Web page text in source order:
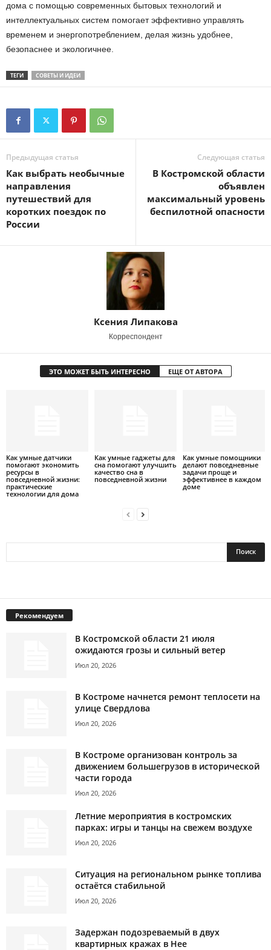
дома с помощью современных бытовых технологий и
интеллектуальных систем помогает эффективно управлять
временем и энергопотреблением, делая жизнь удобнее,
безопаснее и экологичнее.
ТЕГИ СОВЕТЫ И ИДЕИ
Предыдущая статья
Как выбрать необычные
направления
путешествий для
коротких поездок по
России
Следующая статья
В Костромской области
объявлен
максимальный уровень
беспилотной опасности
Ксения Липакова
Корреспондент
ЭТО МОЖЕТ БЫТЬ ИНТЕРЕСНО ЕЩЕ ОТ АВТОРА
Как умные датчики
помогают экономить
ресурсы в
повседневной жизни:
практические
технологии для дома
Как умные гаджеты для
сна помогают улучшить
качество сна в
повседневной жизни
Как умные помощники
делают повседневные
задачи проще и
эффективнее в каждом
доме
Рекомендуем
В Костромской области 21 июля
ожидаются грозы и сильный ветер
Июл 20, 2026
В Костроме начнется ремонт теплосети на
улице Свердлова
Июл 20, 2026
В Костроме организован контроль за
движением большегрузов в исторической
части города
Июл 20, 2026
Летние мероприятия в костромских
парках: игры и танцы на свежем воздухе
Июл 20, 2026
Ситуация на региональном рынке топлива
остаётся стабильной
Июл 20, 2026
Задержан подозреваемый в двух
квартирных кражах в Нее